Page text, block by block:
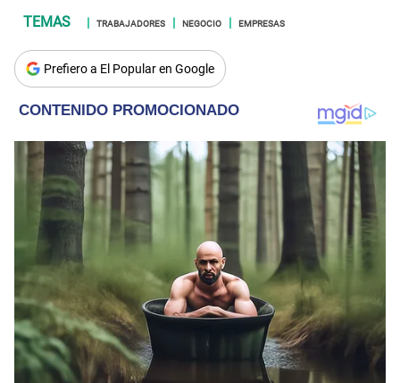
TRABAJADORES NEGOCIO EMPRESAS
Prefiero a El Popular en Google